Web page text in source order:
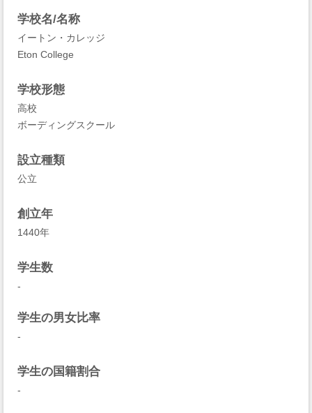
学校名/名称
イートン・カレッジ
Eton College
学校形態
高校
ボーディングスクール
設立種類
公立
創立年
1440年
学生数
-
学生の男女比率
-
学生の国籍割合
-